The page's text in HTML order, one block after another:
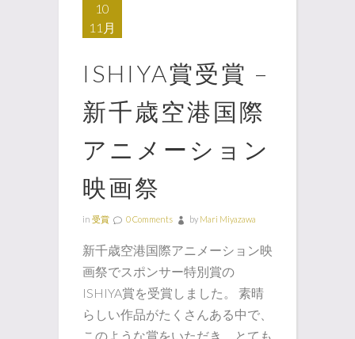
10
11月
ISHIYA賞受賞 –
新千歳空港国際
アニメーション
映画祭
in 受賞 0 Comments by Mari Miyazawa
新千歳空港国際アニメーション映
画祭でスポンサー特別賞の
ISHIYA賞を受賞しました。 素晴
らしい作品がたくさんある中で、
このような賞をいただき、とても